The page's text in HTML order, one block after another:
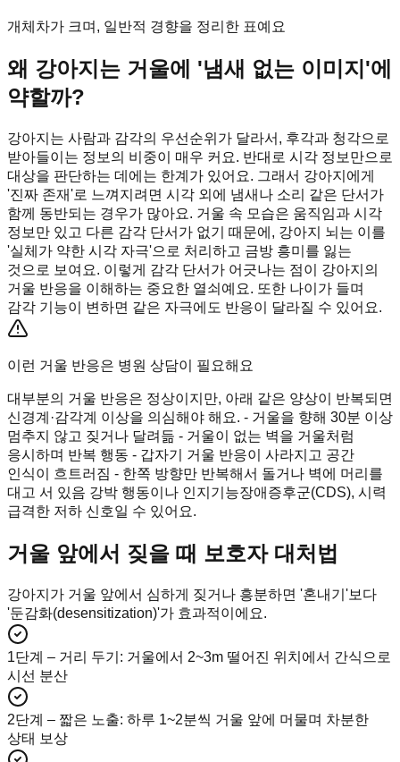
개체차가 크며, 일반적 경향을 정리한 표예요
왜 강아지는 거울에 '냄새 없는 이미지'에
약할까?
강아지는 사람과 감각의 우선순위가 달라서, 후각과 청각으로
받아들이는 정보의 비중이 매우 커요. 반대로 시각 정보만으로
대상을 판단하는 데에는 한계가 있어요. 그래서 강아지에게
'진짜 존재'로 느껴지려면 시각 외에 냄새나 소리 같은 단서가
함께 동반되는 경우가 많아요. 거울 속 모습은 움직임과 시각
정보만 있고 다른 감각 단서가 없기 때문에, 강아지 뇌는 이를
'실체가 약한 시각 자극'으로 처리하고 금방 흥미를 잃는
것으로 보여요. 이렇게 감각 단서가 어긋나는 점이 강아지의
거울 반응을 이해하는 중요한 열쇠예요. 또한 나이가 들며
감각 기능이 변하면 같은 자극에도 반응이 달라질 수 있어요.
이런 거울 반응은 병원 상담이 필요해요
대부분의 거울 반응은 정상이지만, 아래 같은 양상이 반복되면
신경계·감각계 이상을 의심해야 해요. - 거울을 향해 30분 이상
멈추지 않고 짖거나 달려듦 - 거울이 없는 벽을 거울처럼
응시하며 반복 행동 - 갑자기 거울 반응이 사라지고 공간
인식이 흐트러짐 - 한쪽 방향만 반복해서 돌거나 벽에 머리를
대고 서 있음 강박 행동이나 인지기능장애증후군(CDS), 시력
급격한 저하 신호일 수 있어요.
거울 앞에서 짖을 때 보호자 대처법
강아지가 거울 앞에서 심하게 짖거나 흥분하면 '혼내기'보다
'둔감화(desensitization)'가 효과적이에요.
1단계 – 거리 두기 : 거울에서 2~3m 떨어진 위치에서 간식으로
시선 분산
2단계 – 짧은 노출: 하루 1~2분씩 거울 앞에 머물며 차분한
상태 보상